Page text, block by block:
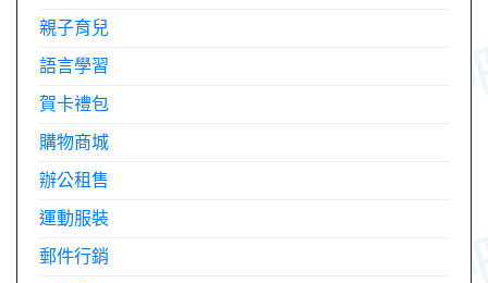
親子育兒
語言學習
賀卡禮包
購物商城
辦公租售
運動服裝
郵件行銷